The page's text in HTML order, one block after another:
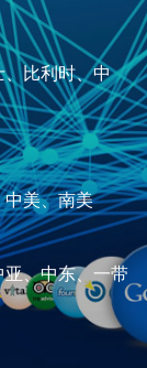
、比利时、中
中美、南美
、中东、一带